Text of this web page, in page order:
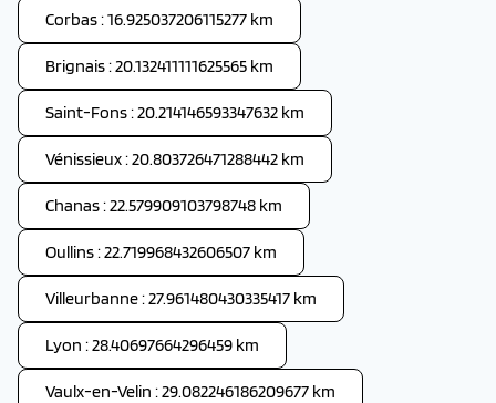
Corbas : 16.925037206115277 km
Brignais : 20.132411111625565 km
Saint-Fons : 20.214146593347632 km
Vénissieux : 20.803726471288442 km
Chanas : 22.579909103798748 km
Oullins : 22.719968432606507 km
Villeurbanne : 27.961480430335417 km
Lyon : 28.40697664296459 km
Vaulx-en-Velin : 29.082246186209677 km